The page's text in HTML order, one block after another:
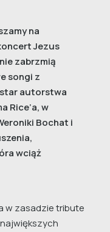
na
Jezus
zabrzmią
songi z
autorstwa
Rice’a, w
Bochat i
wciąż
a w zasadzie tribute